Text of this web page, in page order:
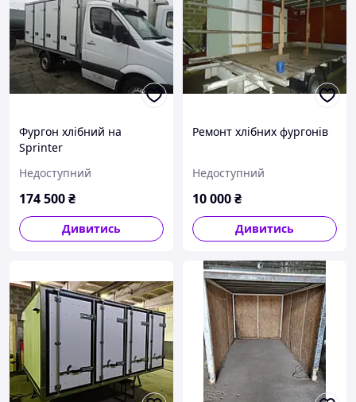
Фургон хлібний на
Sprinter
Недоступний
174 500₴
Дивитись
Ремонт хлібних фургонів
Недоступний
10 000₴
Дивитись